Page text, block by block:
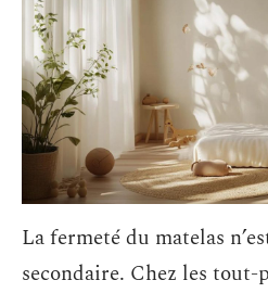
La fermeté du matelas
secondaire. Chez les